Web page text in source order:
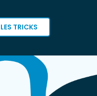
LES TRICKS